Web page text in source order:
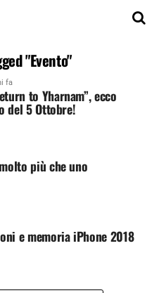
"Evento"
fa
to Yharnam”, ecco
del 5 Ottobre!
più che uno
e memoria iPhone 2018